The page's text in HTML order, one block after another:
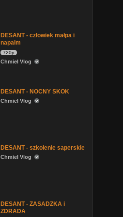
DESANT - człowiek małpa i
napalm
720p
Chmiel Vlog
DESANT - NOCNY SKOK
Chmiel Vlog
DESANT - szkolenie saperskie
Chmiel Vlog
DESANT - ZASADZKA i
ZDRADA